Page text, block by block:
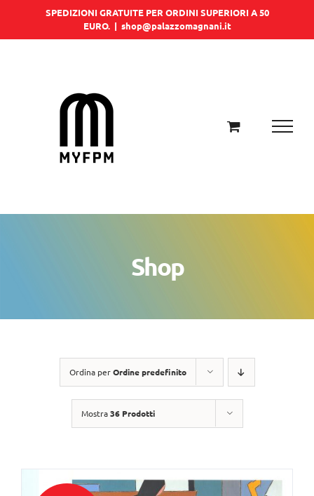
SPEDIZIONI GRATUITE PER ORDINI SUPERIORI A 50
EURO. | shop@palazzomagnani.it
Shop
Ordina perOrdine predefinito
Mostra36 Prodotti